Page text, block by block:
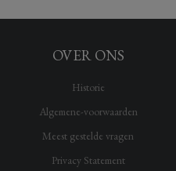
OVER ONS
Historie
Algemene-voorwaarden
Meest gestelde vragen
Privacy Statement